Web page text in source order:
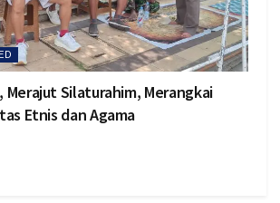
Silaturahim, Merangkai
Etnis dan Agama